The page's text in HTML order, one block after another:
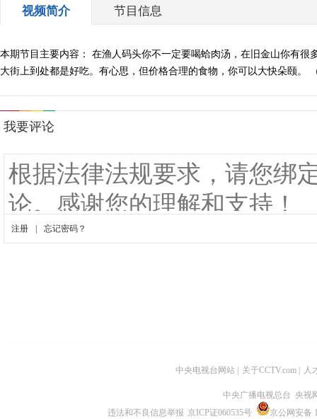
视频简介 节目信息
本期节目主要内容： 在渔人码头你不一定要喝蛤肉汤，在旧金山你有
大街上到处都是好吃。有心思，但价格合理的食物，你可以大快朵颐。
中央电视台网站 关于CCTV.com 人
中央广播电视总台 央视
违法和不良信息举报 京ICP证060535号
京公网安备